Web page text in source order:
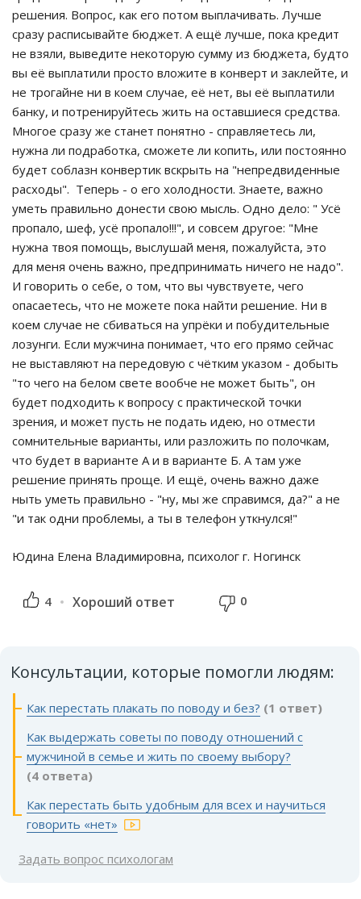
решения. Вопрос, как его потом выплачивать. Лучше
сразу расписывайте бюджет. А ещё лучше, пока кредит
не взяли, выведите некоторую сумму из бюджета, будто
вы её выплатили просто вложите в конверт и заклейте, и
не трогайне ни в коем случае, её нет, вы её выплатили
банку, и потренируйтесь жить на оставшиеся средства.
Многое сразу же станет понятно - справляетесь ли,
нужна ли подработка, сможете ли копить, или постоянно
будет соблазн конвертик вскрыть на "непредвиденные
расходы". Теперь - о его холодности. Знаете, важно
уметь правильно донести свою мысль. Одно дело: " Усё
пропало, шеф, усё пропало!!!", и совсем другое: "Мне
нужна твоя помощь, выслушай меня, пожалуйста, это
для меня очень важно, предпринимать ничего не надо".
И говорить о себе, о том, что вы чувствуете, чего
опасаетесь, что не можете пока найти решение. Ни в
коем случае не сбиваться на упрёки и побудительные
лозунги. Если мужчина понимает, что его прямо сейчас
не выставляют на передовую с чётким указом - добыть
"то чего на белом свете вообче не может быть", он
будет подходить к вопросу с практической точки
зрения, и может пусть не подать идею, но отмести
сомнительные варианты, или разложить по полочкам,
что будет в варианте А и в варианте Б. А там уже
решение принять проще. И ещё, очень важно даже
ныть уметь правильно - "ну, мы же справимся, да?" а не
"и так одни проблемы, а ты в телефон уткнулся!"
Юдина Елена Владимировна, психолог г. Ногинск
4 Хороший ответ 0
Консультации, которые помогли людям:
Как перестать плакать по поводу и без? (1 ответ)
Как выдержать советы по поводу отношений с
мужчиной в семье и жить по своему выбору?
(4 ответа)
Как перестать быть удобным для всех и научиться
говорить «нет»
Задать вопрос психологам